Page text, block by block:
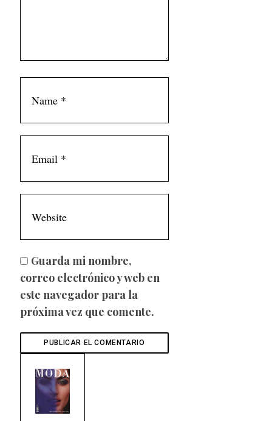
Guarda mi nombre,
correo electrónico y web en
este navegador para la
próxima vez que comente.